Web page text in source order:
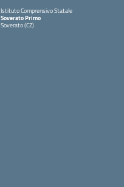
Istituto Comprensivo Statale
Soverato Primo
Soverato (CZ)